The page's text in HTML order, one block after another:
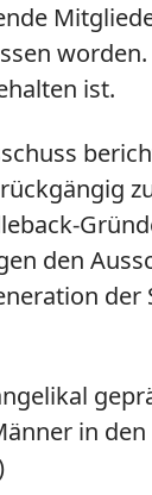
ist.
den
in